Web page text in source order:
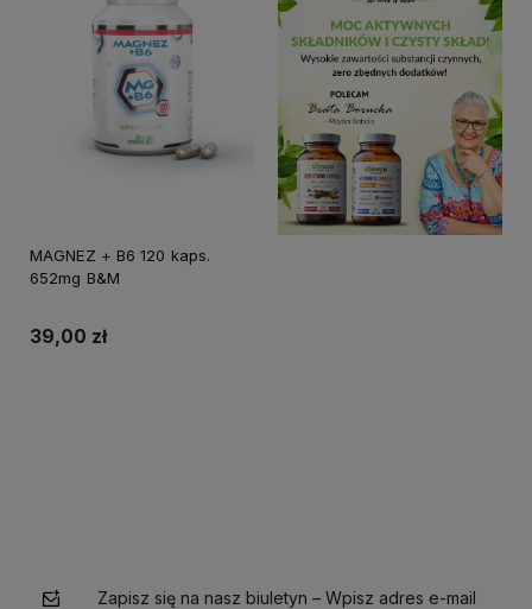
MAGNEZ + B6 120 kaps.
652mg B&M
39,00 zł
Zapisz się na nasz biuletyn – Wpisz adres e-mail